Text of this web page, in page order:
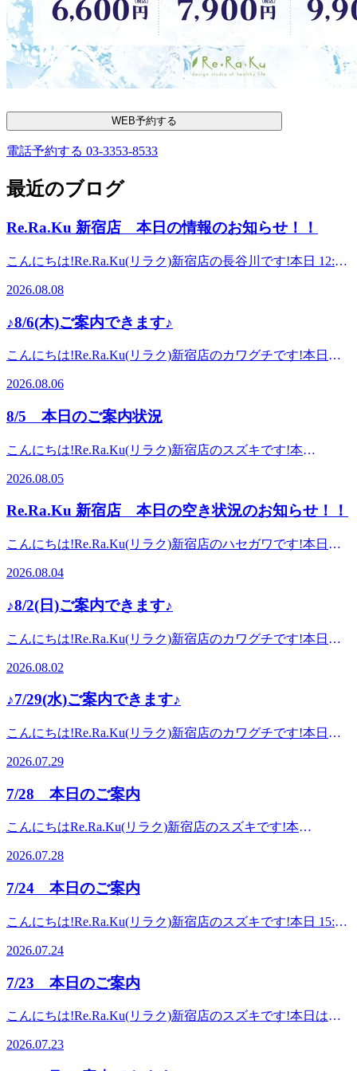
WEB予約する
電話予約する 03-3353-8533
最近のブログ
Re.Ra.Ku 新宿店 本日の情報のお知らせ！！
こんにちは!Re.Ra.Ku(リラク)新宿店の長谷川です!本日 12:00
います。【本日の出勤スタッフ】 タケハラ・ドンカイ・ハ
セガワ 連日の暑さが今日も続いていますね。お休みの方も
そうでない方も熱中症にならないようこまめな水分補給と塩
なかなか寝付けない…と感じる時はありませんか？そんな時
は、是非リラクでボディケアを受けてみてください。ボディ
ラックス効果を生み出します。リラックス効果が出たことに
より就寝した時の睡眠の質の向上や寝た時に感じる筋肉の硬
さからくる違和感が緩和され、今夜はぐっすり眠れるかもし
この機会に予約してみてください。最後までお読みいただ
ご来店を心よりお待ちしております!・*.。・*.。・*.。・
合わせはお電話で、お気軽にどうぞ♪スタッフ一同心よりお
*.。・*.。・*.。・*.。・マッサージのように気持ち良い「肩
甲骨ストレッチ&amp;股関節ストレッチ」を取り入れた「リ
ラク系ボディケア」でみなさんの疲れを撃退していきます
☆Re.Ra.Ku(リラク) 新宿店&lt;営業時間&gt;平日:12時00分～
22時00分(最終受付:21時20分)土日祝:11時00分～22時00分(最
終受付:21時20分)&lt;住所&gt;〒160-0022 東京都新宿区新宿3
8533&lt;アクセス&gt;東京メトロ新宿三丁目駅C3出口から徒
2026.08.08
♪8/6(木)ご案内できます♪
こんにちは!Re.Ra.Ku(リラク)新宿店のカワグチです!本日
ございます。【本日の出勤スタッフ】 タケハラ・カワグ
チ 先日一瞬過ごしやすくなりましたが、また暑さが戻って
きました。外から室内に入った時の気温差や急な気圧の変化
なお悩みをお持ちでしたら「爽快ヘッドスパ・セットコー
ス」にオプションのフットバス(5分・￥550)がオススメ♪施
術前にフットバスに足をつけてしっかり温めると、足だけで
なく、滞っていた全身の血液が巡る感覚を感じていただけま
す。フットバスで血行が良くなったところで、爽快ヘッドス
パのセットコースへ。こちらのコースではお身体をしっかり
は、炭酸ガスを使った冷たい泡のスプレーを使っていきます
り気圧の影響を受けやすい方や特にデスクワークの方にはピ
ご予約も可能です。お気軽ご予約くださいね^^最後までお読
同、皆様のご来店を心よりお待ちしております!・*.。・
*.。・*.。・*.。・*.。・。。・*.。・*.。・*.。・*.。・ご予
約やお問い合わせはお電話で、お気軽にどうぞ♪スタッフ一
同心よりお待ちしております!・*.。・*.。・*.。・*.。・
*.。・。。・*.。・*.。・*.。・*.。・マッサージのように気
持ち良い「肩甲骨ストレッチ&amp;股関節ストレッチ」を取
ていきます☆Re.Ra.Ku(リラク) 新宿店&lt;営業時間&gt;平
～22時00分(最終受付:21時20分)&lt;住所&gt;〒160-0022 東京
&gt;03-3353-8533&lt;アクセス&gt;東京メトロ新宿三丁目駅C3
2026.08.06
8/5 本日のご案内状況
こんにちは!Re.Ra.Ku(リラク)新宿店のスズキです!本
(木)の15時から可能です。【本日の出勤スタッフ】 スズキ酷
暑が続いていましたが、昨日からいくらか過ごしやすくなっ
ています。ただ、外から室内に入った時の気温差や急な気圧
るそんなお悩みをお持ちでしたら「爽快ヘッドスパ・セット
コース」にオプションのフットバス(5分・￥550)がオススメ
けでなく、滞っていた全身の血液が巡る感覚を感じていただ
けます。フットバスで血行が良くなったところで、爽快ヘッ
ドスパのセットコースへ。こちらのコースではお身体をしっ
ては、炭酸ガスを使った冷たい泡のスプレーを使っていきま
たり気圧の影響を受けやすい方や特にデスクワークの方には
のご予約も可能です。お気軽ご予約くださいね^^最後までお
同、皆様のご来店を心よりお待ちしております!・*.。・
*.。・*.。・*.。・*.。・。。・*.。・*.。・*.。・*.。・ご予
約やお問い合わせはお電話で、お気軽にどうぞ♪スタッフ一
同心よりお待ちしております!・*.。・*.。・*.。・*.。・
*.。・。。・*.。・*.。・*.。・*.。・マッサージのように気
持ち良い「肩甲骨ストレッチ&amp;股関節ストレッチ」を取
ていきます☆Re.Ra.Ku(リラク) 新宿店&lt;営業時間&gt;平
～22時00分(最終受付:21時20分)&lt;住所&gt;〒160-0022 東京
&gt;03-3353-8533&lt;アクセス&gt;東京メトロ新宿三丁目駅C3
2026.08.05
Re.Ra.Ku 新宿店 本日の空き状況のお知らせ！！
こんにちは!Re.Ra.Ku(リラク)新宿店のハセガワです!本日
チ・スズキ・ハセガワこの時期は「特に無理をしているつも
りはないのに疲れが抜けない」と感じる方が増えてきます。
実は疲れはある日突然現れるものではなく、日々の小さな負
による体力の消耗、冷房による冷え、睡眠の質の低下、水分
不足など、夏には身体へ負担をかける要因がたくさんありま
す。そのため、肩や首の張り、腰の重だるさ、足の疲れなど
を感じた時には、すでに身体が「少し休ませてほしい」とい
うサインを出しているのかもしれません。そんな時は無理を
続けるのではなく、軽いストレッチをしたり、湯船に浸かっ
身体づくりは、疲れてから対処するだけでなく、疲れを溜め
身のお身体の変化に目を向けながら健康管理を続けていきま
です。お気軽ご予約くださいね^^最後までお読みいただき、
店を心よりお待ちしております!・*.。・*.。・*.。・*.。・
*.。・。。・*.。・*.。・*.。・*.。・ご予約やお問い合わせ
はお電話で、お気軽にどうぞ♪スタッフ一同心よりお待ちし
ております!・*.。・*.。・*.。・*.。・*.。・。。・*.。・
*.。・*.。・*.。・マッサージのように気持ち良い「肩甲骨
ストレッチ&amp;股関節ストレッチ」を取り入れた「リラク
☆Re.Ra.Ku(リラク) 新宿店&lt;営業時間&gt;平日:12時00分～
終受付:21時20分)&lt;住所&gt;〒160-0022 東京都新宿区新宿3
8533&lt;アクセス&gt;東京メトロ新宿三丁目駅C3出口から徒
2026.08.04
♪8/2(日)ご案内できます♪
こんにちは!Re.Ra.Ku(リラク)新宿店のカワグチです!本日
チ・タケハラ8月に入り、夏本番の気候。カラッと青空が広
がっています。外から室内に入った時の気温差や急な気圧の
変化で滝のような雨が突然降ったり・頭がぼーっとする・身
「爽快ヘッドスパ・セットコース」にオプションのフットバ
ス(5分・￥550)がオススメ♪施術前にフットバスに足をつけ
が巡る感覚を感じていただけます。フットバスで血行が良く
なったところで、爽快ヘッドスパのセットコースへ。こちら
のコースではお身体をしっかりほぐした後目元・頭部をほぐ
のスプレーを使っていきますので、火照った頭もクールダウ
特にデスクワークの方にはピッタリのコースです!コースに
約くださいね^^最後までお読みいただき、ありがとうござい
しております!・*.。・*.。・*.。・*.。・*.。・。。・*.。・
*.。・*.。・*.。・ご予約やお問い合わせはお電話で、お気
軽にどうぞ♪スタッフ一同心よりお待ちしております!・
*.。・*.。・*.。・*.。・*.。・。。・*.。・*.。・*.。・
*.。・マッサージのように気持ち良い「肩甲骨ストレッチ
&amp;股関節ストレッチ」を取り入れた「リラク系ボディケ
2026.08.02
♪7/29(水)ご案内できます♪
こんにちは!Re.Ra.Ku(リラク)新宿店のカワグチです!本日
可能です。【本日の出勤スタッフ】 カワグチ・タケハラ 今
日は夏本番の気候。カラッと青空が広がっています。外から
室内に入った時の気温差や気圧の変化などで・頭がぼーっと
でしたら「爽快ヘッドスパ・セットコース」にオプションの
フットバス(5分・￥550)がオススメ♪施術前にフットバスに
身の血液が巡る感覚を感じていただけます。フットバスで血
行が良くなったところで、爽快ヘッドスパのセットコース
へ。こちらのコースではお身体をしっかりほぐした後目元・
た冷たい泡のスプレーを使っていきますので、火照った頭も
やすい方や特にデスクワークの方にはピッタリのコースで
す。お気軽ご予約くださいね^^最後までお読みいただき、あ
を心よりお待ちしております!・*.。・*.。・*.。・*.。・
*.。・。。・*.。・*.。・*.。・*.。・ご予約やお問い合わせ
2026.07.29
7/28 本日のご案内
こんにちはRe.Ra.Ku(リラク)新宿店のスズキです!本
案内可能です。【本日の出勤スタッフ】 スズキ・カワグチ
お天気が不安定ですね、お疲れに加えて気圧の変化で頭痛や
頭がぼーっとするなど、ございませんか。血流をよくするこ
す。それでも改善しない場合には気分転換で是非
Re.Ra.Ku で「爽快ヘッドスパ」がオススメです。炭酸泡で
ッドスパ・セットコース」にオプションのフットバス(5分・
￥550)がオススメ♪施術前にフットバスに足をつけてしっか
り温めると、足だけでなく、滞っていた全身の血液が巡る感
ころで、爽快ヘッドスパのセットコースへ。こちらのコース
2026.07.28
7/24 本日のご案内
こんにちは!Re.Ra.Ku(リラク)新宿店のスズキです!本日 15:00
ンドウ今日は雨の時間帯もあるそうで、少しでも気温が下が
れば嬉しいのですが。外から室内に入った時の気温差や気圧
の変化などで・頭がぼーっとする・身体がダル重い・冷房で
ットコース」にオプションのフットバス(5分・￥550)がオス
スメ♪施術前にフットバスに足をつけてしっかり温めると、
2026.07.24
7/23 本日のご案内
こんにちは!Re.Ra.Ku(リラク)新宿店のスズキです!本日は
スズキ・タケハラさらに、本日は 16:10～17:30までペアでの
ご案内も可能です!ご家族やご友人、カップルでご一緒にリ
2026.07.23